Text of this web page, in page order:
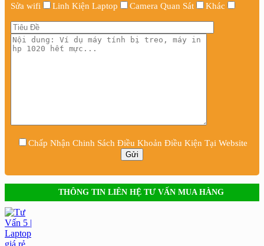
Sửa wifi
Linh Kiện Laptop Camera Quan Sát Khác
Chấp Nhận Chinh Sách Điều Khoản Điều Kiện Tại Website
THÔNG TIN LIÊN HỆ TƯ VẤN MUA HÀNG